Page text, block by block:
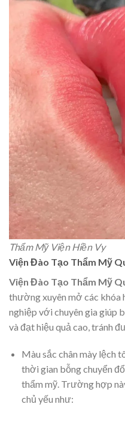
Thẩm Mỹ Viện Hiền Vy
Viện Đào Tạo Thẩm Mỹ
Viện Đào Tạo Thẩm Mỹ
thường xuyên mở các khóa
nghiệp với chuyên gia giúp
và đạt hiệu quả cao, tránh
Màu sắc chân mày lệch
thời gian bỗng chuyển
thẩm mỹ. Trường hợp
chủ yếu như: